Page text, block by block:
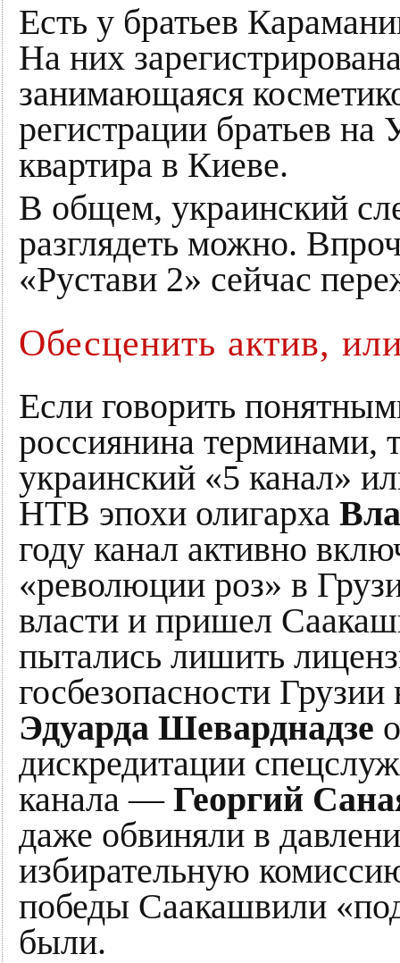
Есть у братьев
На них
занимающаяся
регистрации братьев
квартира в Киеве.
В общем, украинский
разглядеть можно.
«Рустави 2» сейчас
Обесценить актив,
Если говорить
россиянина терминами,
украинский «5 канал»
НТВ эпохи олигарха
году канал активно
«революции роз» в
власти и пришел
пытались лишить
госбезопасности
Эдуарда Шеварднадзе
дискредитации
канала — Георгий
даже обвиняли в
избирательную
победы Саакашвили
были.